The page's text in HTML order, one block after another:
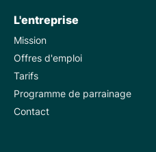
L'entreprise
Mission
Offres d'emploi
Tarifs
Programme de parrainage
Contact